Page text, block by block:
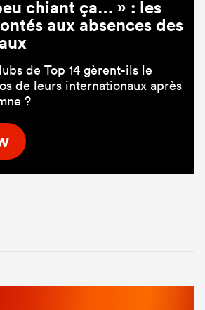
chiant ça… » : les
aux absences des
de Top 14 gèrent-ils le
de leurs internationaux après
?